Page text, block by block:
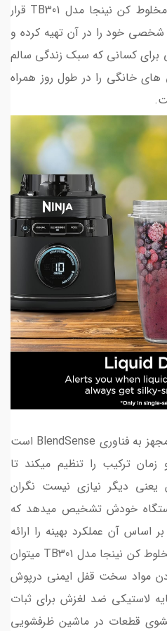
بطری 700 میلی لیتری همراه مخلوط کن نینجا مدل TB301 قرار
شخصی خود را در آن تهیه کرده و
برای کسانی که سبک زندگی سالم
خانگی را در طول روز همراه
مخلوط کن نینجا مدل TB301 مجهز به فناوری BlendSense است
ترکیب را تنظیم میکند تا
یعنی دیگر نیازی نیست نگران
خودش تشخیص میدهد که
اساس آن عملکرد بهینه را ارائه
میدهد. از دیگر قابلیت های مخلوط کن نینجا مدل TB301 میتوان
مواد سخت قفل ایمنی درپوش
لاستیکی ضد لغزش برای ثبات
قطعات در ماشین ظرفشویی